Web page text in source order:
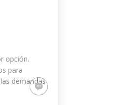
opción.
para
demandas